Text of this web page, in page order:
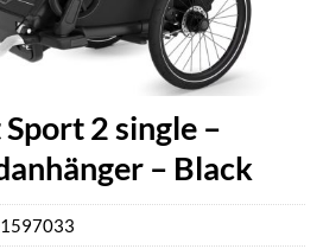
2 single –
– Black